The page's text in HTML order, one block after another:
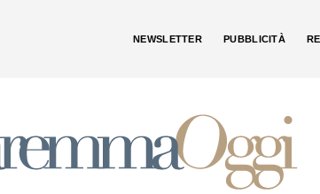
NEWSLETTER PUBBLICITÀ